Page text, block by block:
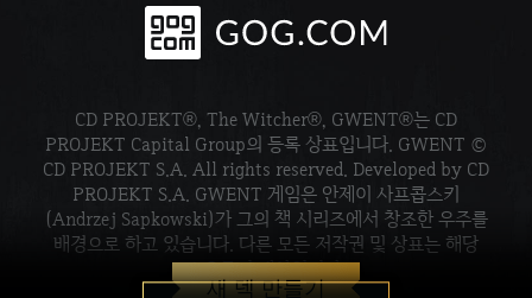
새 덱 만들기
CD PROJEKT®, The Witcher®, GWENT®는 CD
PROJEKT Capital Group의 등록 상표입니다. GWENT ©
CD PROJEKT S.A. All rights reserved. Developed by CD
PROJEKT S.A. GWENT 게임은 안제이 사프콥스키
(Andrzej Sapkowski)가 그의 책 시리즈에서 창조한 우주를
배경으로 하고 있습니다. 다른 모든 저작권 및 상표는 해당
소유주의 재산입니다.